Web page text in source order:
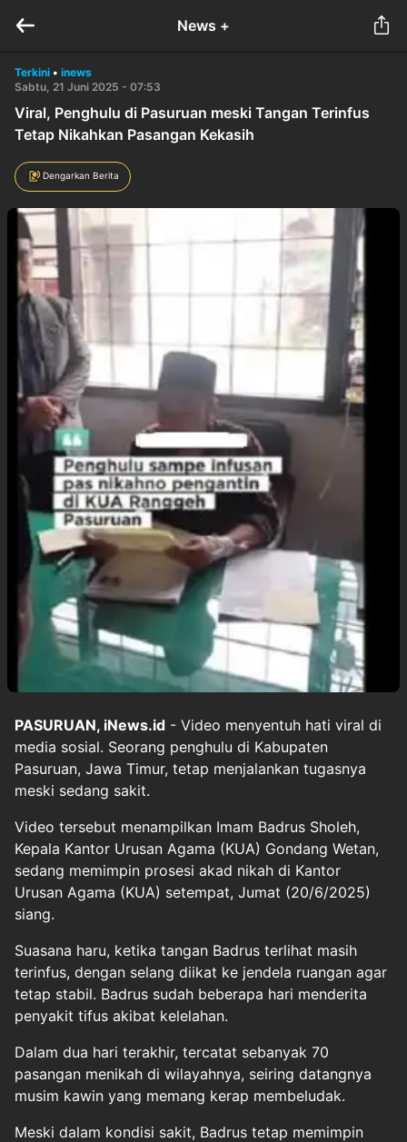
News +
Terkini • inews
Sabtu, 21 Juni 2025 - 07:53
Viral, Penghulu di Pasuruan meski Tangan Terinfus
Tetap Nikahkan Pasangan Kekasih
Dengarkan Berita
PASURUAN, iNews.id - Video menyentuh hati viral di
media sosial. Seorang penghulu di Kabupaten
Pasuruan, Jawa Timur, tetap menjalankan tugasnya
meski sedang sakit.
Video tersebut menampilkan Imam Badrus Sholeh,
Kepala Kantor Urusan Agama (KUA) Gondang Wetan,
sedang memimpin prosesi akad nikah di Kantor
Urusan Agama (KUA) setempat, Jumat (20/6/2025)
siang.
Suasana haru, ketika tangan Badrus terlihat masih
terinfus, dengan selang diikat ke jendela ruangan agar
tetap stabil. Badrus sudah beberapa hari menderita
penyakit tifus akibat kelelahan.
Dalam dua hari terakhir, tercatat sebanyak 70
pasangan menikah di wilayahnya, seiring datangnya
musim kawin yang memang kerap membeludak.
Meski dalam kondisi sakit, Badrus tetap memimpin